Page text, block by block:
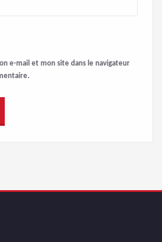
e-mail et mon site dans le navigateur